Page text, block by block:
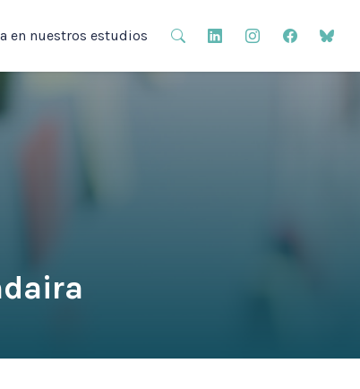
en nuestros estudios